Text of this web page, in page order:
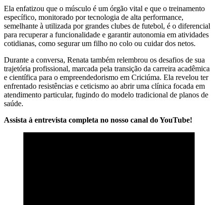
Ela enfatizou que o músculo é um órgão vital e que o treinamento
específico, monitorado por tecnologia de alta performance,
semelhante à utilizada por grandes clubes de futebol, é o diferencial
para recuperar a funcionalidade e garantir autonomia em atividades
cotidianas, como segurar um filho no colo ou cuidar dos netos.
Durante a conversa, Renata também relembrou os desafios de sua
trajetória profissional, marcada pela transição da carreira acadêmica
e científica para o empreendedorismo em Criciúma. Ela revelou ter
enfrentado resistências e ceticismo ao abrir uma clínica focada em
atendimento particular, fugindo do modelo tradicional de planos de
saúde.
Assista à entrevista completa no nosso canal do YouTube!